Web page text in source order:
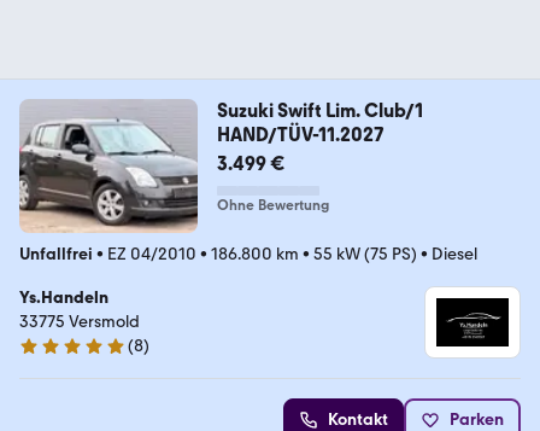
Suzuki Swift Lim. Club/1
HAND/TÜV-11.2027
3.499 €
Ohne Bewertung
Unfallfrei • EZ 04/2010 • 186.800 km • 55 kW (75 PS) • Diesel
Ys.Handeln
33775 Versmold
5 Sterne
(8)
Kontakt Parken